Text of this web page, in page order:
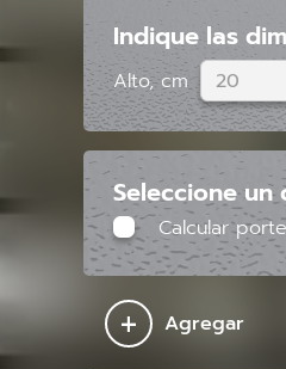
Indique las
Alto, cm
Seleccione
Calcular
+ Agregar